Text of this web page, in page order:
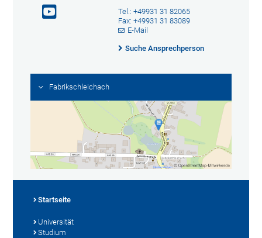
Tel.: +49931 31 82065
Fax: +49931 31 83089
E-Mail
Suche Ansprechperson
Fabrikschleichach
Startseite
Universität
Studium